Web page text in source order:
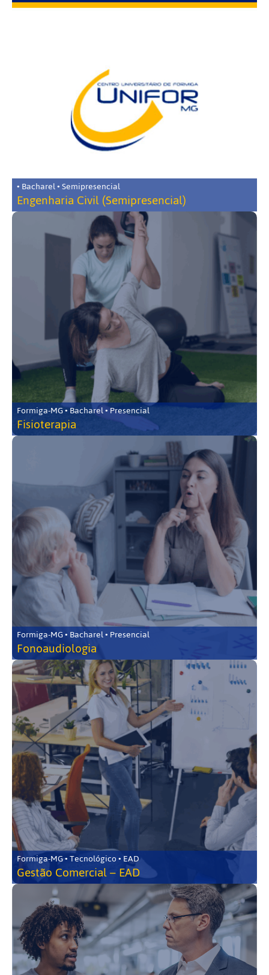
• Bacharel • Semipresencial
Engenharia Civil (Semipresencial)
Formiga-MG • Bacharel • Presencial
Fisioterapia
Formiga-MG • Bacharel • Presencial
Fonoaudiologia
Formiga-MG • Tecnológico • EAD
Gestão Comercial – EAD